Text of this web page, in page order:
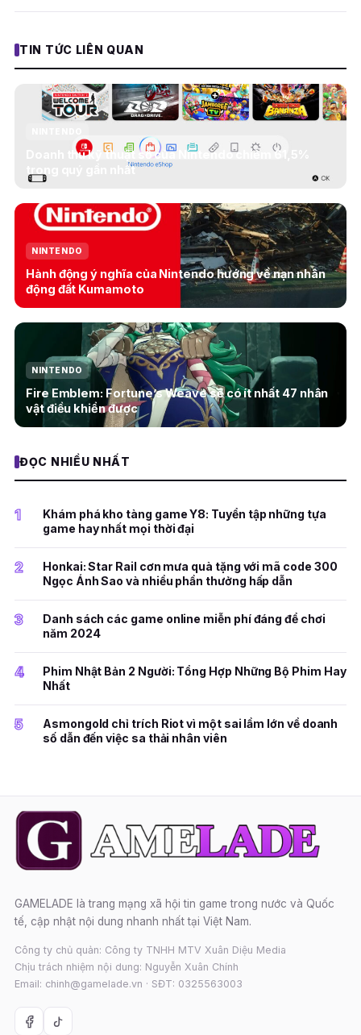
TIN TỨC LIÊN QUAN
Doanh thu kỹ thuật số của Nintendo chiếm 61,5%
trong quý gần nhất
NINTENDO
Hành động ý nghĩa của Nintendo hướng về nạn nhân
động đất Kumamoto
NINTENDO
Fire Emblem: Fortune’s Weave sẽ có ít nhất 47 nhân
vật điều khiển được
ĐỌC NHIỀU NHẤT
1
Khám phá kho tàng game Y8: Tuyển tập những tựa
game hay nhất mọi thời đại
2
Honkai: Star Rail cơn mưa quà tặng với mã code 300
Ngọc Ánh Sao và nhiều phần thưởng hấp dẫn
3
Danh sách các game online miễn phí đáng để chơi
năm 2024
4
Phim Nhật Bản 2 Người: Tổng Hợp Những Bộ Phim Hay
Nhất
5
Asmongold chỉ trích Riot vì một sai lầm lớn về doanh
số dẫn đến việc sa thải nhân viên
GAMELADE là trang mạng xã hội tin game trong nước và Quốc
tế, cập nhật nội dung nhanh nhất tại Việt Nam.
Công ty chủ quản: Công ty TNHH MTV Xuân Diệu Media
Chịu trách nhiệm nội dung: Nguyễn Xuân Chính
Email: chinh@gamelade.vn · SĐT: 0325563003